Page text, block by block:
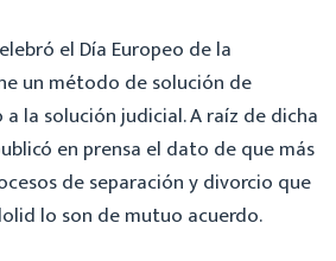
el Día Europeo de la
un método de solución de
la solución judicial. A raíz de dicha
en prensa el dato de que más
de separación y divorcio que
lo son de mutuo acuerdo.